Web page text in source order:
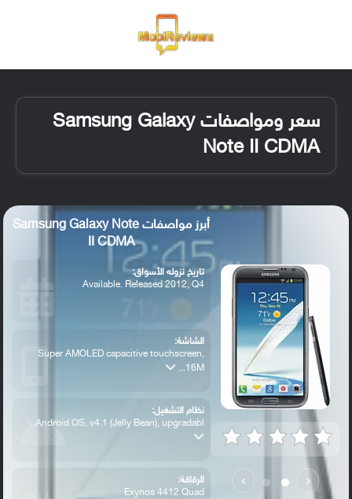
سعر ومواصفات Samsung Galaxy
Note II CDMA
‹
›
أبرز مواصفات Samsung Galaxy Note
II CDMA
تاريخ نزوله الأسواق:
Available. Released 2012, Q4
الشاشة:
Super AMOLED capacitive touchscreen,
16M...
نظام التشغيل:
Android OS, v4.1 (Jelly Bean), upgradabl...
الرقاقة:
Exynos 4412 Quad